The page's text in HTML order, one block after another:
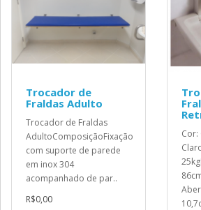
Trocador de
Fraldas Adulto
Trocador de Fraldas
AdultoComposiçãoFixação
com suporte de parede
em inox 304
acompanhado de par..
R$0,00
Cor: